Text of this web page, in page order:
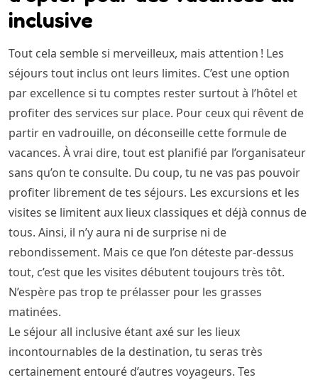
inclusive
Tout cela semble si merveilleux, mais attention ! Les
séjours tout inclus ont leurs limites. C’est une option
par excellence si tu comptes rester surtout à l’hôtel et
profiter des services sur place. Pour ceux qui rêvent de
partir en vadrouille, on déconseille cette formule de
vacances. À vrai dire, tout est planifié par l’organisateur
sans qu’on te consulte. Du coup, tu ne vas pas pouvoir
profiter librement de tes séjours. Les excursions et les
visites se limitent aux lieux classiques et déjà connus de
tous. Ainsi, il n’y aura ni de surprise ni de
rebondissement. Mais ce que l’on déteste par-dessus
tout, c’est que les visites débutent toujours très tôt.
N’espère pas trop te prélasser pour les grasses
matinées.
Le séjour all inclusive étant axé sur les lieux
incontournables de la destination, tu seras très
certainement entouré d’autres voyageurs. Tes